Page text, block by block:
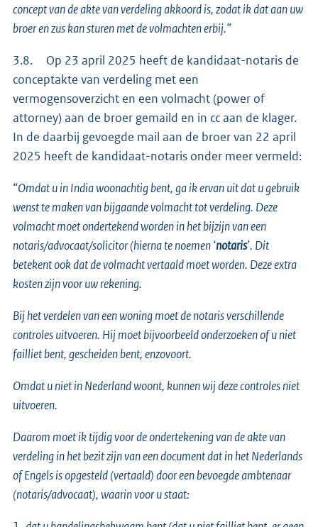
concept van de akte van verdeling akkoord is, zodat ik dat aan uw
broer en zus kan sturen met de volmachten erbij.”
3.8. Op 23 april 2025 heeft de kandidaat-notaris de
conceptakte van verdeling met een
vermogensoverzicht en een volmacht (power of
attorney) aan de broer gemaild en in cc aan de klager.
In de daarbij gevoegde mail aan de broer van 22 april
2025 heeft de kandidaat-notaris onder meer vermeld:
“Omdat u in India woonachtig bent, ga ik ervan uit dat u gebruik
wenst te maken van bijgaande volmacht tot verdeling. Deze
volmacht moet ondertekend worden in het bijzijn van een
notaris/advocaat/solicitor (hierna te noemen ‘notaris’. Dit
betekent ook dat de volmacht vertaald moet worden. Deze extra
kosten zijn voor uw rekening.
Bij het verdelen van een woning moet de notaris verschillende
controles uitvoeren. Hij moet bijvoorbeeld onderzoeken of u niet
failliet bent, gescheiden bent, enzovoort.
Omdat u niet in Nederland woont, kunnen wij deze controles niet
uitvoeren.
Daarom moet ik tijdig voor de ondertekening van de akte van
verdeling in het bezit zijn van een document dat in het Nederlands
of Engels is opgesteld (vertaald) door een bevoegde ambtenaar
(notaris/advocaat), waarin voor u staat: